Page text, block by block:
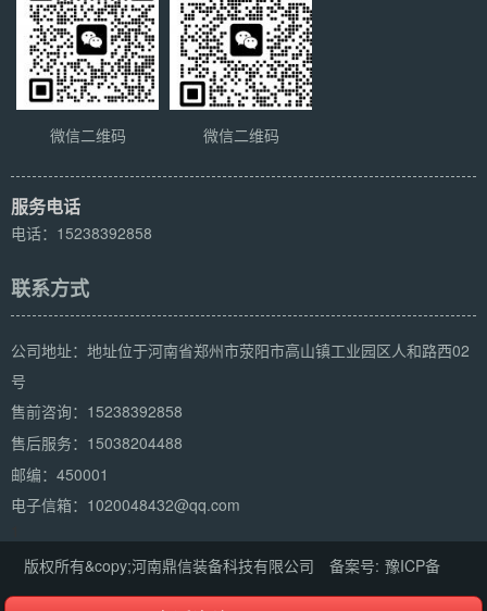
微信二维码 微信二维码
服务电话
电话：15238392858
联系方式
公司地址：地址位于河南省郑州市荥阳市高山镇工业园区人和路西02
号
售前咨询： 15238392858
售后服务： 15038204488
邮编：450001
电子信箱：1020048432@qq.com
版权所有&copy;河南鼎信装备科技有限公司 备案号: 豫ICP备